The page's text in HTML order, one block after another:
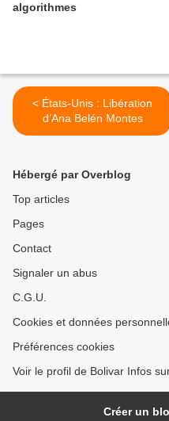
algorithmes
< États-Unis : Libération
d’Ana Belén Montes
Hébergé par Overblog
Top articles
Pages
Contact
Signaler un abus
C.G.U.
Cookies et données
Préférences cookies
Voir le profil de Bolivar Infos
Créer un